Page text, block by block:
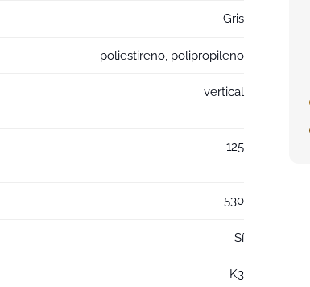
Gris
poliestireno, polipropileno
vertical
125
530
Sí
K3